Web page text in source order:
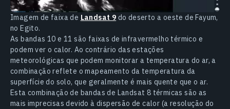
Imagem de faixa de Landsat 9 do deserto a oeste de Fayum,
no Egito.
As bandas 10 e 11 são faixas de infravermelho térmico e
podem ver o calor. Ao contrário das estações
meteorológicas que podem monitorar a temperatura do ar, a
combinação reflete o mapeamento da temperatura da
superfície do solo, que geralmente é mais quente que o ar.
Esta combinação de bandas de Landsat 8 térmicas são as
mais imprecisas devido à dispersão de calor (a resolução do